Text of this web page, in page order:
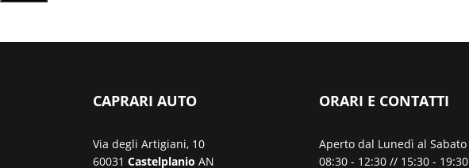
CAPRARI AUTO
Via degli Artigiani, 10
60031 Castelplanio AN
ORARI E CONTATTI
Aperto dal Lunedì al Sabato
08:30 - 12:30 // 15:30 - 19:30